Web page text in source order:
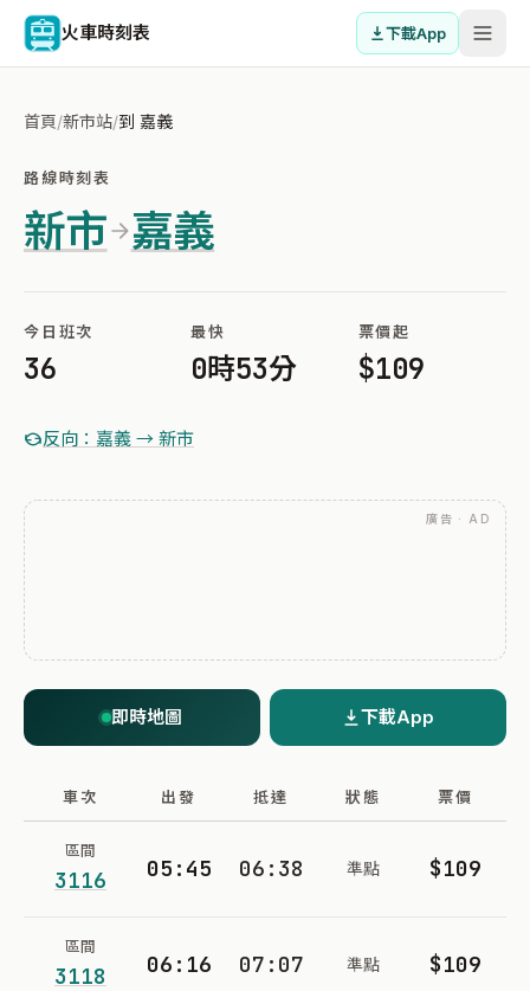
火車時刻表 下載App
首頁/新市站/到 嘉義
路線時刻表
新市 嘉義
今日班次
36
最快
0時53分
票價起
$109
反向：嘉義 → 新市
廣告 · AD
即時地圖 下載App
車次 出發 抵達 狀態 票價
區間
3116 05:45 06:38 準點 $109
區間
3118 06:16 07:07 準點 $109